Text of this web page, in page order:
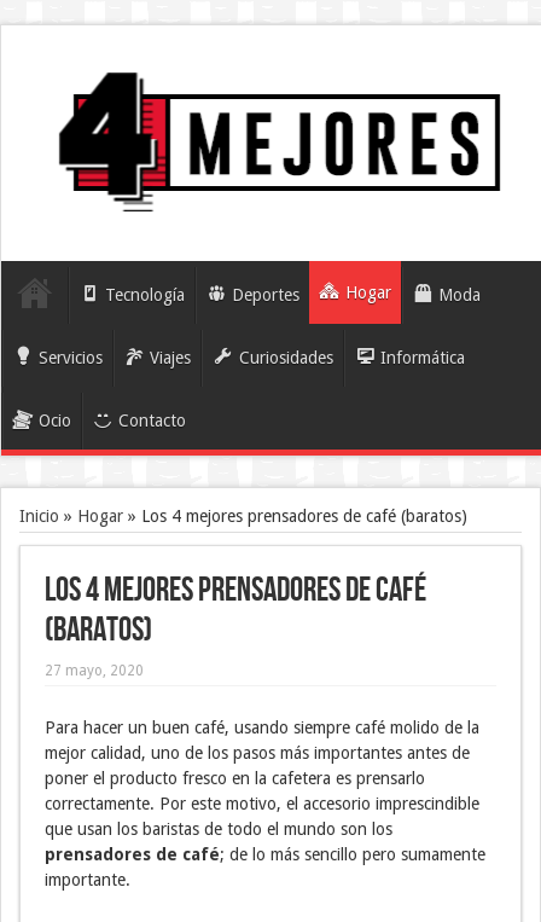
Tecnología Deportes Hogar Moda
Servicios Viajes Curiosidades Informática
Ocio Contacto
Inicio » Hogar » Los 4 mejores prensadores de café (baratos)
Los 4 mejores prensadores de café
(baratos)
27 mayo, 2020
Para hacer un buen café, usando siempre café molido de la
mejor calidad, uno de los pasos más importantes antes de
poner el producto fresco en la cafetera es prensarlo
correctamente. Por este motivo, el accesorio imprescindible
que usan los baristas de todo el mundo son los
prensadores de café; de lo más sencillo pero sumamente
importante.